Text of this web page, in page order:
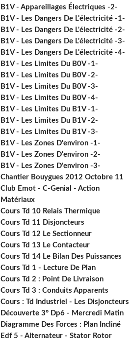
B1V - Appareillages Électriques -2-
B1V - Les Dangers De L'électricité -1-
B1V - Les Dangers De L'électricité -2-
B1V - Les Dangers De L'électricité -3-
B1V - Les Dangers De L'électricité -4-
B1V - Les Limites Du B0V -1-
B1V - Les Limites Du B0V -2-
B1V - Les Limites Du B0V -3-
B1V - Les Limites Du B0V -4-
B1V - Les Limites Du B1V -1-
B1V - Les Limites Du B1V -2-
B1V - Les Limites Du B1V -3-
B1V - Les Zones D'environ -1-
B1V - Les Zones D'environ -2-
B1V - Les Zones D'environ -3-
Chantier Bouygues 2012 Octobre 11
Club Emot - C-Genial - Action
Matériaux
Cours Td 10 Relais Thermique
Cours Td 11 Disjoncteurs
Cours Td 12 Le Sectionneur
Cours Td 13 Le Contacteur
Cours Td 14 Le Bilan Des Puissances
Cours Td 1 - Lecture De Plan
Cours Td 2 : Point De Livraison
Cours Td 3 : Conduits Apparents
Cours : Td Industriel - Les Disjoncteurs
Découverte 3° Dp6 - Mercredi Matin
Diagramme Des Forces : Plan Incliné
Edf 5 - Alternateur - Stator Rotor